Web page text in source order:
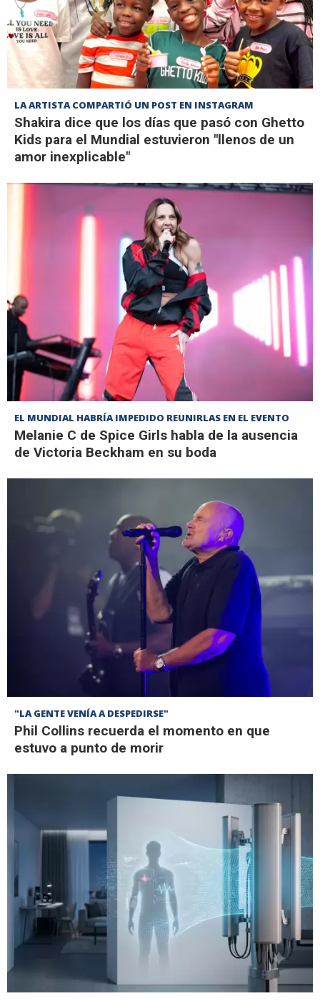
LA ARTISTA COMPARTIÓ UN POST EN INSTAGRAM
Shakira dice que los días que pasó con Ghetto
Kids para el Mundial estuvieron "llenos de un
amor inexplicable"
EL MUNDIAL HABRÍA IMPEDIDO REUNIRLAS EN EL EVENTO
Melanie C de Spice Girls habla de la ausencia
de Victoria Beckham en su boda
"LA GENTE VENÍA A DESPEDIRSE"
Phil Collins recuerda el momento en que
estuvo a punto de morir